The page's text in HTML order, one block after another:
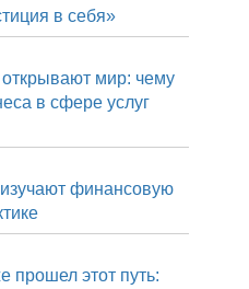
в себя»
мир: чему
в сфере услуг
финансовую
прошел этот путь: